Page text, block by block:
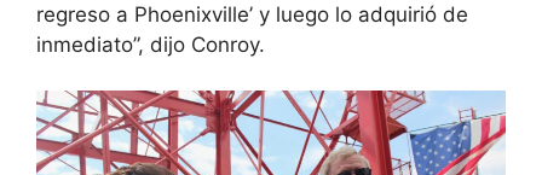
regreso a Phoenixville’ y luego lo adquirió de
inmediato”, dijo Conroy.